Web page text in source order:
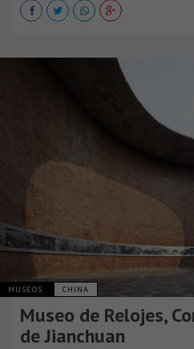
MUSEOS CHINA
Museo de Relojes,
de Jianchuan